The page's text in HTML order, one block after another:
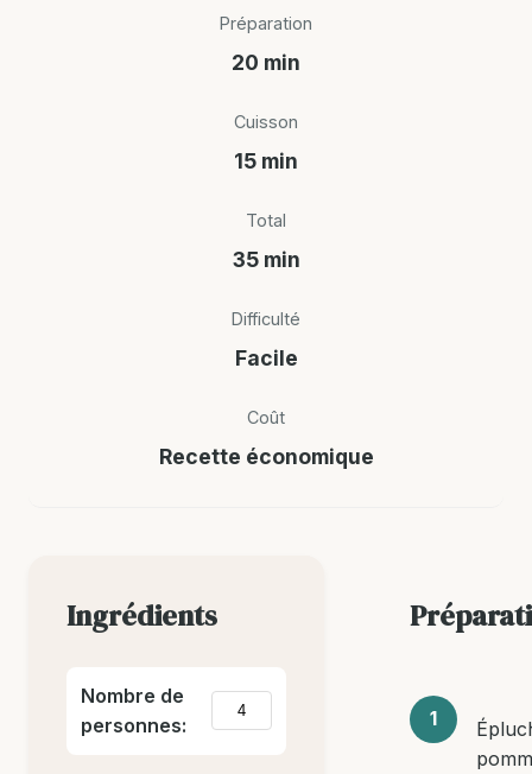
Préparation
20 min
Cuisson
15 min
Total
35 min
Difficulté
Facile
Coût
Recette économique
Ingrédients
Nombre de
personnes: